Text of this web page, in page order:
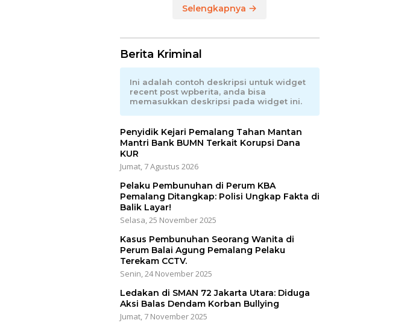
Sepeda Gunung
Selengkapnya
Berita Kriminal
Ini adalah contoh deskripsi untuk widget
recent post wpberita, anda bisa
memasukkan deskripsi pada widget ini.
Penyidik Kejari Pemalang Tahan Mantan
Mantri Bank BUMN Terkait Korupsi Dana
KUR
Jumat, 7 Agustus 2026
Pelaku Pembunuhan di Perum KBA
Pemalang Ditangkap: Polisi Ungkap Fakta di
Balik Layar!
Selasa, 25 November 2025
Kasus Pembunuhan Seorang Wanita di
Perum Balai Agung Pemalang Pelaku
Terekam CCTV.
Senin, 24 November 2025
Ledakan di SMAN 72 Jakarta Utara: Diduga
Aksi Balas Dendam Korban Bullying
Jumat, 7 November 2025